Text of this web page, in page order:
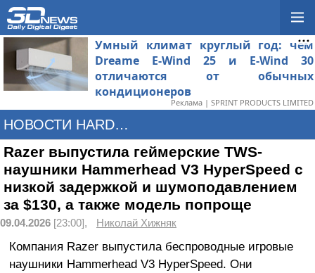
Умный климат круглый год: чем
Dreame E-Wind 25 и E-Wind 30
отличаются от обычных
кондиционеров
Реклама | SPRINT PRODUCTS LIMITED
НОВОСТИ HARDWARE
Razer выпустила геймерские TWS-
наушники Hammerhead V3 HyperSpeed с
низкой задержкой и шумоподавлением
за $130, а также модель попроще
09.04.2026 [23:00], Николай Хижняк
Компания Razer выпустила беспроводные игровые
наушники Hammerhead V3 HyperSpeed. Они